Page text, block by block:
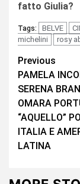
fatto Giulia?
Tags: BELVE
michelini
rosy
Previous
PAMELA
SERENA
OMARA
“AQUELLO”
ITALIA E
LATINA